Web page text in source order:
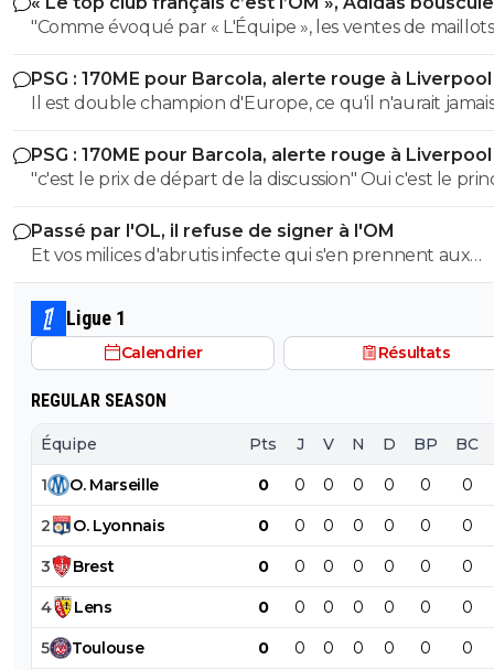
PSG
"Comme évoqué par « L'Équipe », les ventes de
PSG ont explosé depuis le sacre en Ligue des
saison dernière. Le club écoule désormais plus d'un million
de tuniques par saison". Et c'était avant la finale contre
Arsenal...
PSG : 170ME pour Barcola, alerte rouge à Liverpool
Il est double champion d'Europe, ce qu'il n'aurait
en commençant le foot à l'OL.
PSG : 170ME pour Barcola, alerte rouge à Liverpool
"c'est le prix de départ de la discussion" Oui c'est le
d'une négo...130 + des bonus me paraitrait déjà énorme.
Passé par l'OL, il refuse de signer à l'OM
Et vos milices d'abrutis infecte qui s'en prennent aux
supporters adverse qui manifeste leurs joie au
stade de bandits t'en parle ?
Ligue 1
Calendrier Résultats
REGULAR SEASON
Équipe Pts J V N D BP BC
1 O. Marseille 0 0 0 0 0 0 0
2 O. Lyonnais 0 0 0 0 0 0 0
3 Brest 0 0 0 0 0 0 0
4 Lens 0 0 0 0 0 0 0
5 Toulouse 0 0 0 0 0 0 0